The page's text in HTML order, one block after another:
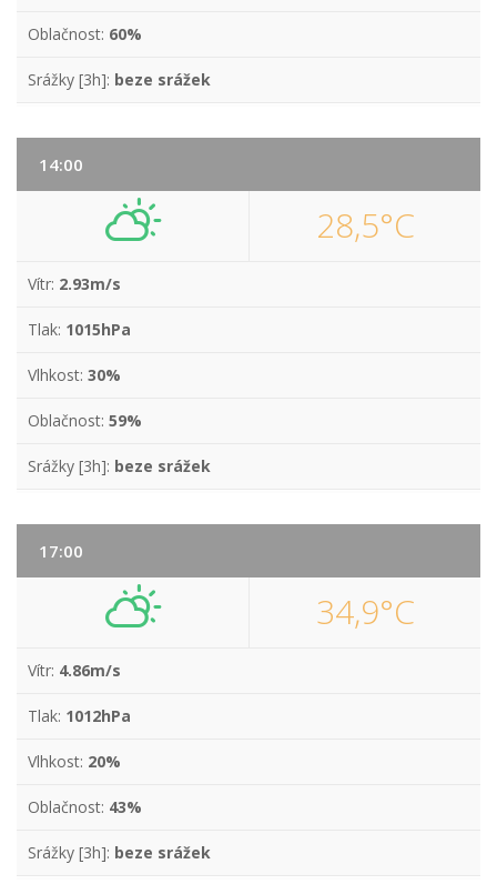
Oblačnost: 60%
Srážky [3h]: beze srážek
14:00
28,5°C
Vítr: 2.93m/s
Tlak: 1015hPa
Vlhkost: 30%
Oblačnost: 59%
Srážky [3h]: beze srážek
17:00
34,9°C
Vítr: 4.86m/s
Tlak: 1012hPa
Vlhkost: 20%
Oblačnost: 43%
Srážky [3h]: beze srážek